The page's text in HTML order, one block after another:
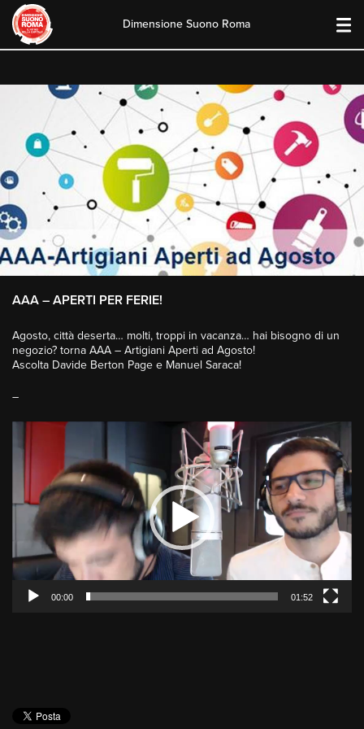
content
Dimensione Suono Roma
AAA – APERTI PER FERIE!
Agosto, città deserta… molti, troppi in vacanza… hai bisogno di un
negozio? torna AAA – Artigiani Aperti ad Agosto!
Ascolta Davide Berton Page e Manuel Saraca!
–
Video
00:00 01:52